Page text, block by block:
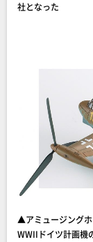
社となった
▲アミュージング
WWIIドイツ計画機